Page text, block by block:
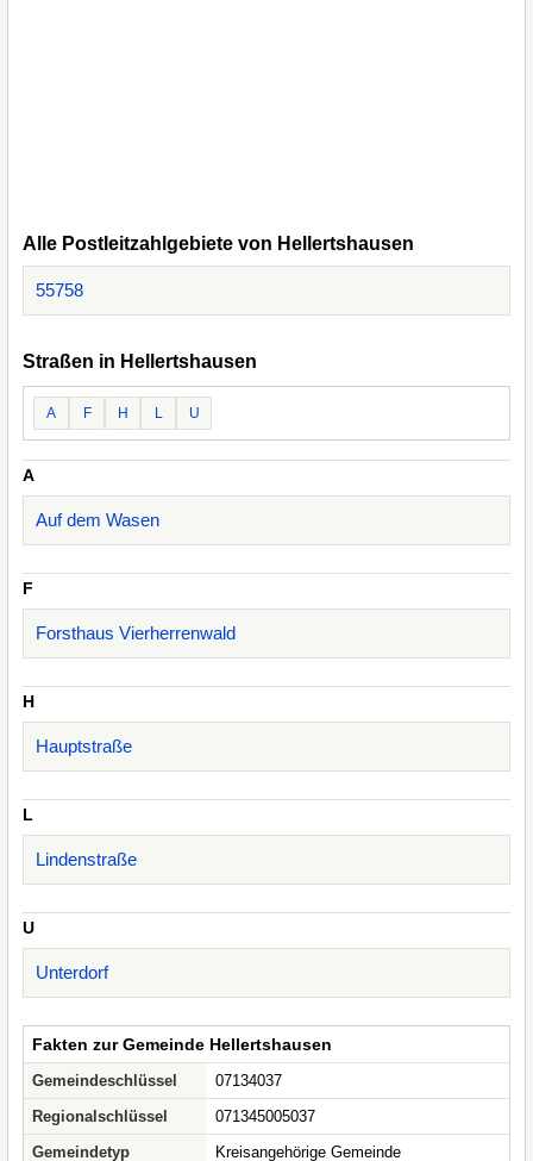
Alle Postleitzahlgebiete von Hellertshausen
55758
Straßen in Hellertshausen
A F H L U
A
Auf dem Wasen
F
Forsthaus Vierherrenwald
H
Hauptstraße
L
Lindenstraße
U
Unterdorf
Fakten zur Gemeinde Hellertshausen
Gemeindeschlüssel
07134037
Regionalschlüssel
071345005037
Gemeindetyp
Kreisangehörige Gemeinde